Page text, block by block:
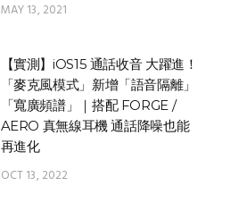
MAY 13, 2021
【實測】iOS15 通話收音 大躍進！
「麥克風模式」新增「語音隔離」
「寬廣頻譜」｜搭配 FORGE /
AERO 真無線耳機 通話降噪也能
再進化
OCT 13, 2022